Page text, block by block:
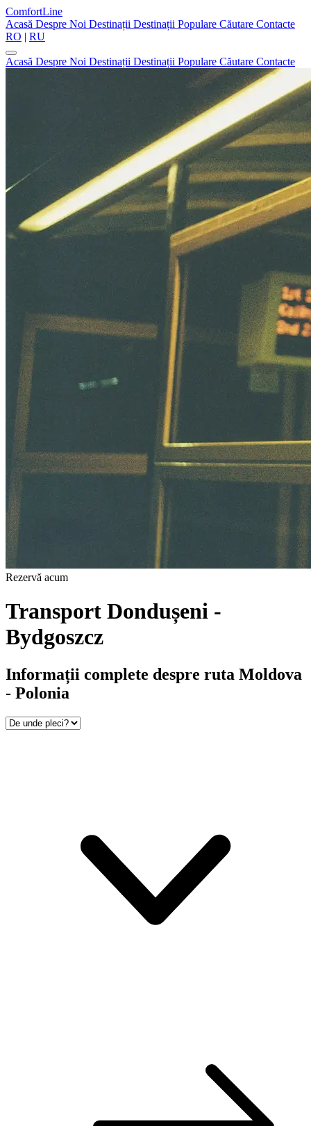
ComfortLine
Acasă Despre Noi Destinații Destinații Populare Căutare Contacte
RO | RU
Acasă Despre Noi Destinații Destinații Populare Căutare Contacte
Rezervă acum
Transport Dondușeni -
Bydgoszcz
Informații complete despre ruta Moldova
- Polonia